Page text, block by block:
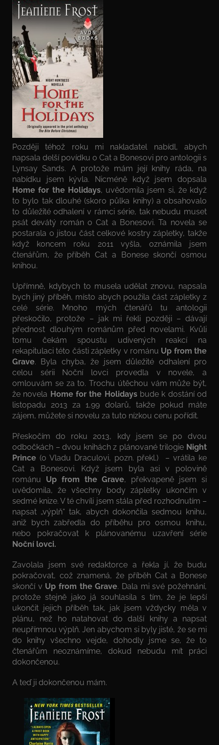
Později téhož roku mi nakladatel nabídl, abych
napsala delší povídku o Cat a Bonesovi pro antologii s
Lynsay Sands. A protože mám její knihy ráda, na
nabídku jsem kývla. Nicméně když jsem dopsala
Home for the Holidays, uvědomila jsem si, že když
to bylo tak dlouhé (skoro půlka knihy) a obsahovalo
to důležité odhalení v rámci série, tak nebudu muset
psát devátý román o Cat a Bonesovi. Ta novela se
postarala o jistou část celkové kostry zápletky, takže
když koncem roku 2011 vyšla, oznámila jsem
čtenářům, že příběh Cat a Bonese skončí osmou
knihou.
Upřímně, kdybych to musela udělat znovu, napsala
bych jiný příběh, místo abych použila část zápletky z
celé série. Mnoho mých čtenářů tu antologii
přeskočilo, protože – jak mi řekli později – dávají
přednost dlouhým románům před novelami. Kvůli
tomu čekám spoustu udivených reakcí na
rekapitulaci této části zápletky v románu Up from the
Grave. Byla chyba, že jsem důležité odhalení pro
celou sérii Noční lovci provedla v novele, a
omlouvám se za to. Trochu útěchou vám může být,
že novela Home for the Holidaysbude k dostání od
listopadu 2013 za 1,99 dolarů, takže pokud máte
zájem, můžete si novelu za tuto nízkou cenu pořídit.
Přeskočím do roku 2013, kdy jsem se po dvou
odbočkách – dvou knihách z plánované trilogie Night
Prince (o Vladu Draculovi, pozn. překl.) – vrátila ke
Cat a Bonesovi. Když jsem byla asi v polovině
románu Up from the Grave, překvapeně jsem si
uvědomila, že všechny body zápletky ukončím v
sedmé knize. V té chvíli jsem stála před rozhodnutím –
napsat „výplň“ tak, abych dokončila sedmou knihu,
aniž bych zabředla do příběhu pro osmou knihu,
nebo pokračovat k plánovanému uzavření série
Noční lovci.
Zavolala jsem své redaktorce a řekla jí, že budu
pokračovat, což znamená, že příběh Cat a Bonese
skončí v Up from the Grave. Dala mi své požehnání,
protože stejně jako já souhlasila s tím, že je lepší
ukončit jejich příběh tak, jak jsem vždycky měla v
plánu, než ho natahovat do další knihy a napsat
neupřímnou výplň. Jen abychom si byly jisté, že se mi
do knihy všechno vejde, dohodly jsme se, že to
čtenářům neoznámíme, dokud nebudu mít práci
dokončenou.
A teď ji dokončenou mám.